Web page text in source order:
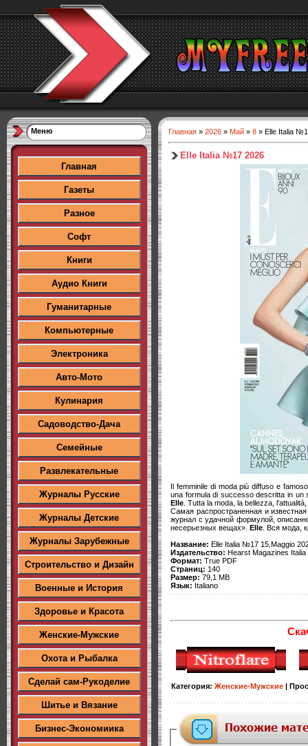
Меню
Главная
Газеты
Разное
Софт
Книги
Аудио Книги
Гуманитарные
Компьютерные
Электроника
Авто-Мото
Кулинария
Садоводство-Дача
Семейные
Развлекательные
Журналы Русские
Журналы Детские
Журналы Зарубежные
Строительство и Дизайн
Военные и История
Здоровье и Красота
Женские-Мужские
Охота и Рыбалка
Сделай сам-Рукоделие
Шитье и Вязание
Бизнес-Экономиика
Главная » 2026 » Май » 8 » Elle Italia
Elle Italia №17 2026
Il femminile di moda più diffuso e
una formula di successo descritta in un
Elle . Tutta la moda, la bellezza,
Самая распространенная и
журнал с удачной формулой,
несерьезных вещах». Elle . Вся мода,
Название: Elle Italia №17 15,Maggio
Издательство: Hearst Magazines Italia
Формат: True PDF
Страниц: 140
Размер: 79,1 MB
Язык: Italiano
Категория: Женские-Мужские